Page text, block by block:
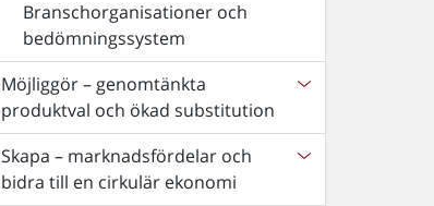
Branschorganisationer och
bedömningssystem
Möjliggör – genomtänkta
produktval och ökad substitution
Skapa – marknadsfördelar och
bidra till en cirkulär ekonomi